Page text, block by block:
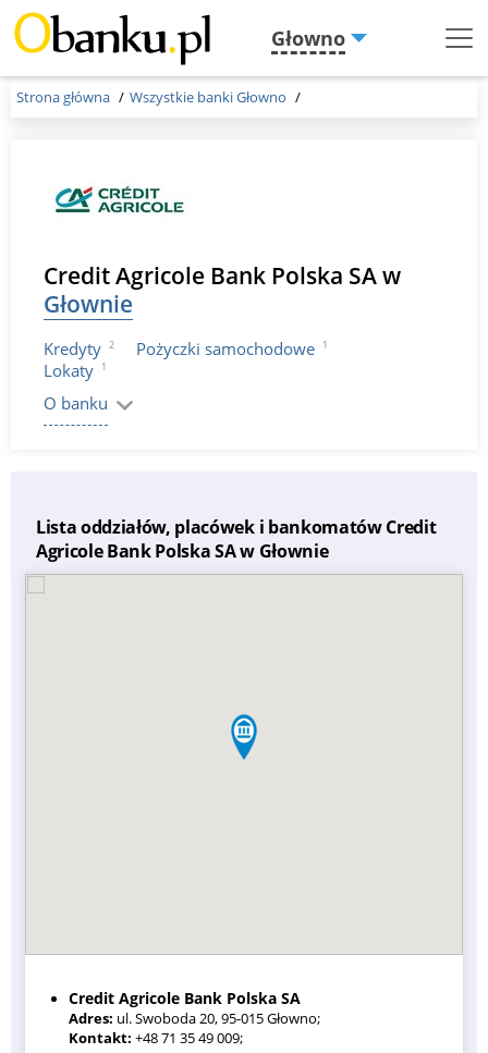
Głowno
Menu
Strona główna Wszystkie banki Głowno
Credit Agricole Bank Polska SA w
Głownie
Kredyty 2 Pożyczki samochodowe 1
Lokaty 1
O banku
Lista oddziałów, placówek i bankomatów Credit
Agricole Bank Polska SA w Głownie
Credit Agricole Bank Polska SA
Adres: ul. Swoboda 20, 95-015 Głowno;
Kontakt: +48 71 35 49 009;